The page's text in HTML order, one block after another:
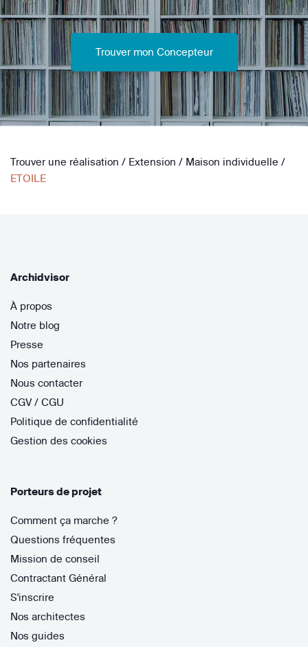
Trouver mon Concepteur
Trouver une réalisation / Extension / Maison individuelle /
ETOILE
Archidvisor
À propos
Notre blog
Presse
Nos partenaires
Nous contacter
CGV / CGU
Politique de confidentialité
Gestion des cookies
Porteurs de projet
Comment ça marche ?
Questions fréquentes
Mission de conseil
Contractant Général
S'inscrire
Nos architectes
Nos guides